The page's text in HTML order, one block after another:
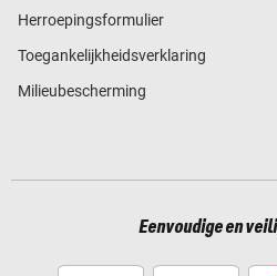
Herroepingsformulier
Toegankelijkheidsverklaring
Milieubescherming
Eenvoudige en